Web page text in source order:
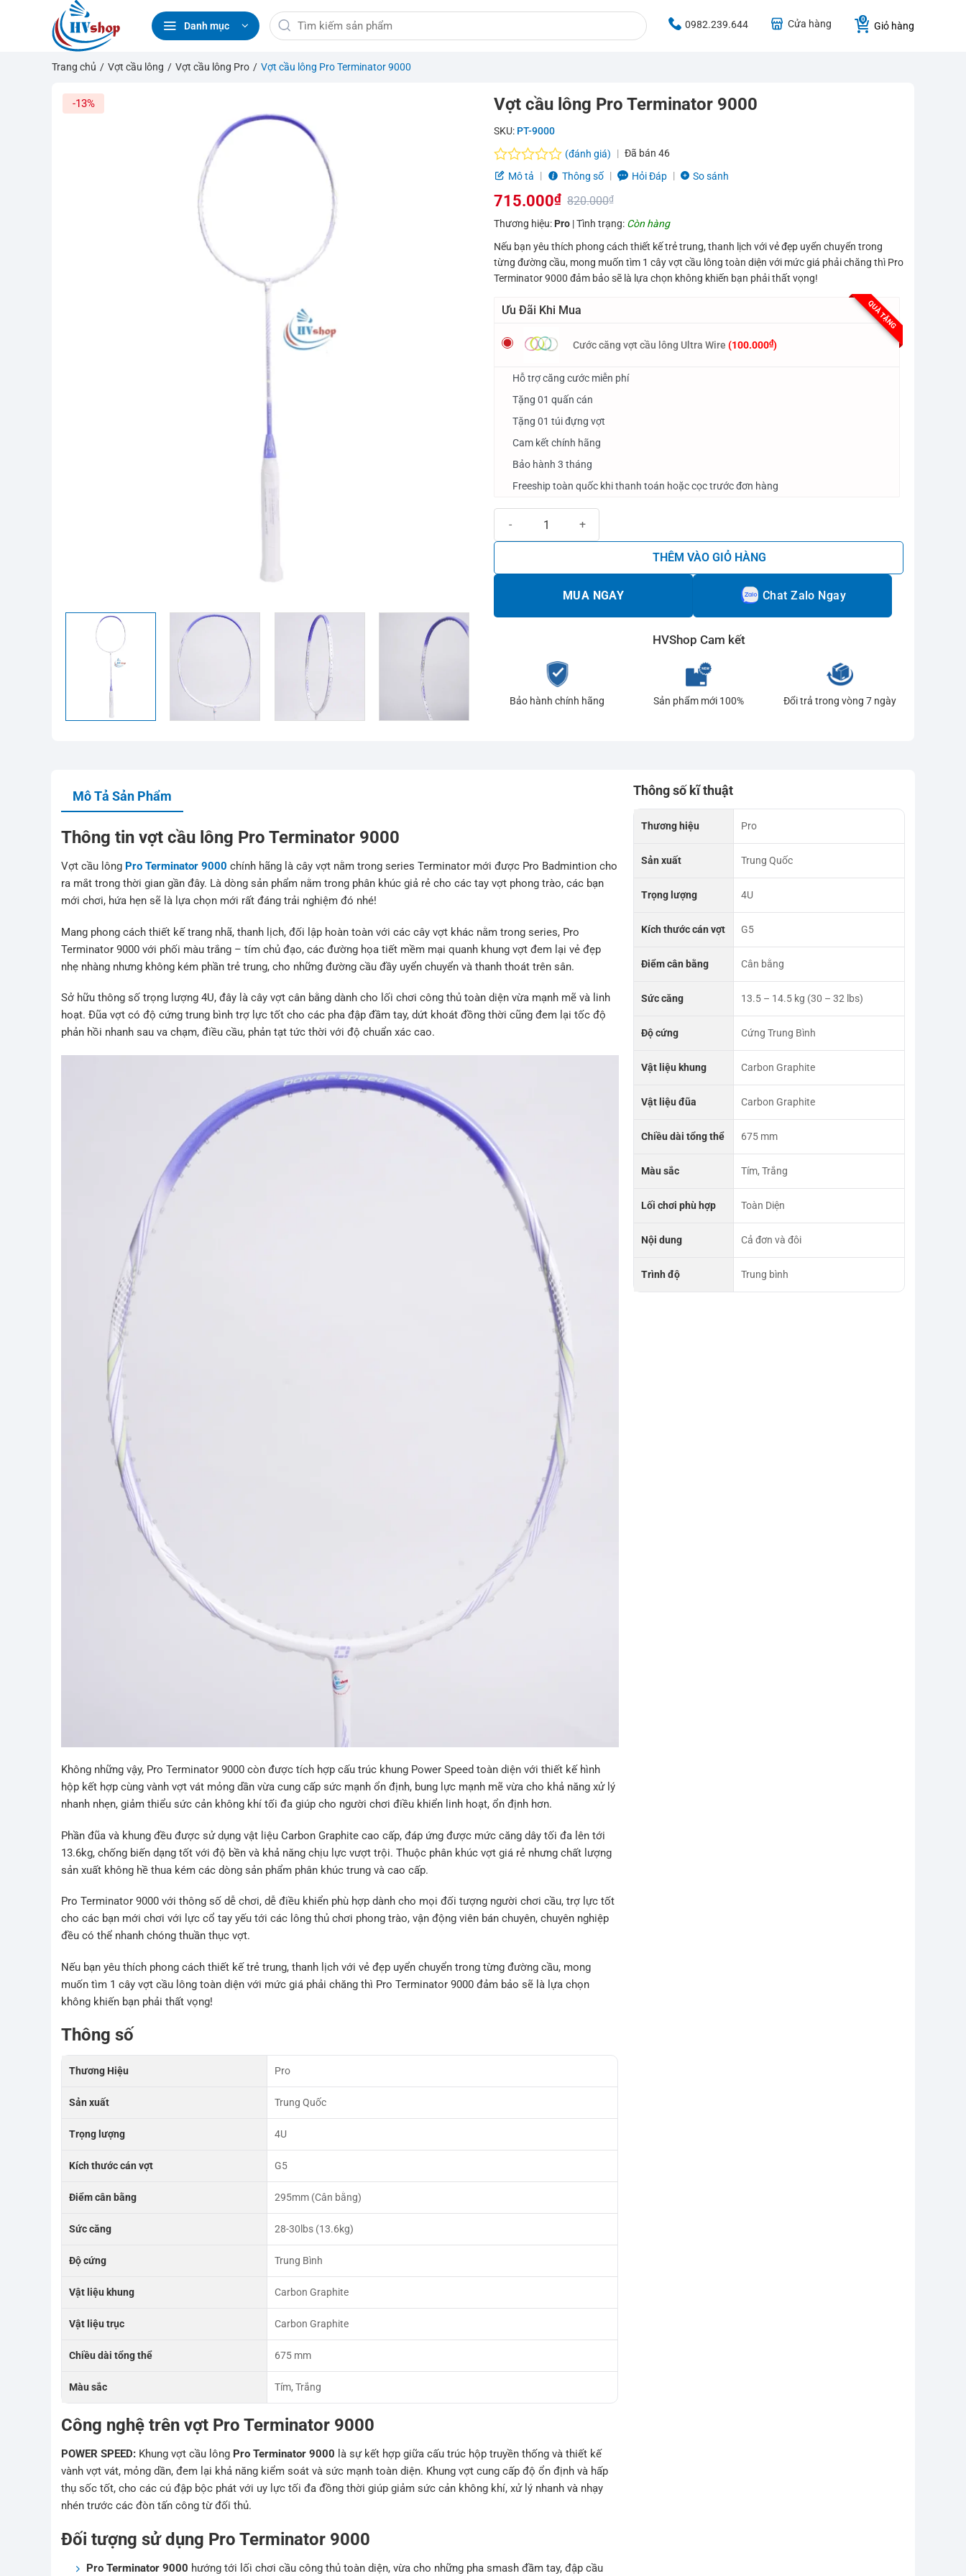
Danh mục
Tìm
kiếm:
0982.239.644 Cửa hàng Giỏ hàng
Trang chủ / Vợt cầu lông / Vợt cầu lông Pro / Vợt cầu lông Pro Terminator 9000
-13% Vợt cầu lông Pro Terminator 9000
SKU: PT-9000
Được
hạng
5
sao
(đánh giá) Đã bán46
Mô tả
Thông số Hỏi Đáp So sánh
820.000₫
Giá
gốc
là:
715.000₫
Giá
hiện
tại
Thương hiệu: Pro | Tình trạng: Còn hàng
Nếu bạn yêu thích phong cách thiết kế trẻ trung, thanh lịch với vẻ đẹp uyển chuyển trong
từng đường cầu, mong muốn tìm 1 cây vợt cầu lông toàn diện với mức giá phải chăng thì Pro
Terminator 9000 đảm bảo sẽ là lựa chọn không khiến bạn phải thất vọng!
QUÀ TẶNG
Ưu Đãi Khi Mua
Cước căng vợt cầu lông Ultra Wire (100.000₫)
Hỗ trợ căng cước miễn phí
Tặng 01 quấn cán
Tặng 01 túi đựng vợt
Cam kết chính hãng
Bảo hành 3 tháng
Freeship toàn quốc khi thanh toán hoặc cọc trước đơn hàng
THÊM VÀO GIỎ HÀNG
MUA NGAY Chat Zalo Ngay
HVShop Cam kết
Bảo hành chính hãng Sản phẩm mới 100% Đổi trả trong vòng 7 ngày
Mô Tả Sản Phẩm
Thông tin vợt cầu lông Pro Terminator 9000
Vợt cầu lông Pro Terminator 9000 chính hãng là cây vợt nằm trong series Terminator mới được Pro Badmintion cho
ra mắt trong thời gian gần đây. Là dòng sản phẩm nằm trong phân khúc giả rẻ cho các tay vợt phong trào, các bạn
mới chơi, hứa hẹn sẽ là lựa chọn mới rất đáng trải nghiệm đó nhé!
Mang phong cách thiết kế trang nhã, thanh lịch, đối lập hoàn toàn với các cây vợt khác nằm trong series, Pro
Terminator 9000 với phối màu trắng – tím chủ đạo, các đường họa tiết mềm mại quanh khung vợt đem lại vẻ đẹp
nhẹ nhàng nhưng không kém phần trẻ trung, cho những đường cầu đầy uyển chuyển và thanh thoát trên sân.
Sở hữu thông số trọng lượng 4U, đây là cây vợt cân bằng dành cho lối chơi công thủ toàn diện vừa mạnh mẽ và linh
hoạt. Đũa vợt có độ cứng trung bình trợ lực tốt cho các pha đập đầm tay, dứt khoát đồng thời cũng đem lại tốc độ
phản hồi nhanh sau va chạm, điều cầu, phản tạt tức thời với độ chuẩn xác cao.
Không những vậy, Pro Terminator 9000 còn được tích hợp cấu trúc khung Power Speed toàn diện với thiết kế hình
hộp kết hợp cùng vành vợt vát mỏng dần vừa cung cấp sức mạnh ổn định, bung lực mạnh mẽ vừa cho khả năng xử lý
nhanh nhẹn, giảm thiểu sức cản không khí tối đa giúp cho người chơi điều khiển linh hoạt, ổn định hơn.
Phần đũa và khung đều được sử dụng vật liệu Carbon Graphite cao cấp, đáp ứng được mức căng dây tối đa lên tới
13.6kg, chống biến dạng tốt với độ bền và khả năng chịu lực vượt trội. Thuộc phân khúc vợt giá rẻ nhưng chất lượng
sản xuất không hề thua kém các dòng sản phẩm phân khúc trung và cao cấp.
Pro Terminator 9000 với thông số dễ chơi, dễ điều khiển phù hợp dành cho mọi đối tượng người chơi cầu, trợ lực tốt
cho các bạn mới chơi với lực cổ tay yếu tới các lông thủ chơi phong trào, vận động viên bán chuyên, chuyên nghiệp
đều có thể nhanh chóng thuần thục vợt.
Nếu bạn yêu thích phong cách thiết kế trẻ trung, thanh lịch với vẻ đẹp uyển chuyển trong từng đường cầu, mong
muốn tìm 1 cây vợt cầu lông toàn diện với mức giá phải chăng thì Pro Terminator 9000 đảm bảo sẽ là lựa chọn
không khiến bạn phải thất vọng!
Thông số
Thương Hiệu Pro
Sản xuất Trung Quốc
Trọng lượng 4U
Kích thước cán vợt G5
Điểm cân bằng 295mm (Cân bằng)
Sức căng 28-30lbs (13.6kg)
Độ cứng Trung Bình
Vật liệu khung Carbon Graphite
Vật liệu trục Carbon Graphite
Chiều dài tổng thể 675 mm
Màu sắc Tím, Trắng
Công nghệ trên vợt Pro Terminator 9000
POWER SPEED: Khung vợt cầu lông Pro Terminator 9000 là sự kết hợp giữa cấu trúc hộp truyền thống và thiết kế
vành vợt vát, mỏng dần, đem lại khả năng kiểm soát và sức mạnh toàn diện. Khung vợt cung cấp độ ổn định và hấp
thụ sốc tốt, cho các cú đập bộc phát với uy lực tối đa đồng thời giúp giảm sức cản không khí, xử lý nhanh và nhạy
nhén trước các đòn tấn công từ đối thủ.
Đối tượng sử dụng Pro Terminator 9000
Pro Terminator 9000 hướng tới lối chơi cầu công thủ toàn diện, vừa cho những pha smash đầm tay, đập cầu
Thông số kĩ thuật
Thương hiệu Pro
Sản xuất Trung Quốc
Trọng lượng 4U
Kích thước cán vợt G5
Điểm cân bằng Cân bằng
Sức căng 13.5 – 14.5 kg (30 – 32 lbs)
Độ cứng Cứng Trung Bình
Vật liệu khung Carbon Graphite
Vật liệu đũa Carbon Graphite
Chiều dài tổng thể 675 mm
Màu sắc Tím, Trắng
Lối chơi phù hợp Toàn Diện
Nội dung Cả đơn và đôi
Trình độ Trung bình